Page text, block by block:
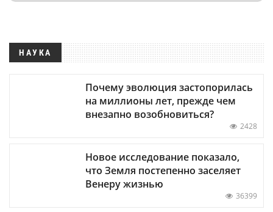
НАУКА
Почему эволюция застопорилась
на миллионы лет, прежде чем
внезапно возобновиться?
2428
Новое исследование показало,
что Земля постепенно заселяет
Венеру жизнью
36399